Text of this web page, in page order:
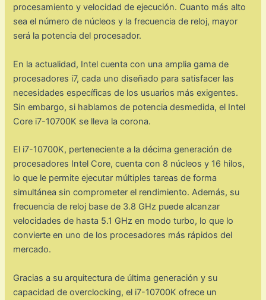
procesamiento y velocidad de ejecución. Cuanto más alto
sea el número de núcleos y la frecuencia de reloj, mayor
será la potencia del procesador.
En la actualidad, Intel cuenta con una amplia gama de
procesadores i7, cada uno diseñado para satisfacer las
necesidades específicas de los usuarios más exigentes.
Sin embargo, si hablamos de potencia desmedida, el Intel
Core i7-10700K se lleva la corona.
El i7-10700K, perteneciente a la décima generación de
procesadores Intel Core, cuenta con 8 núcleos y 16 hilos,
lo que le permite ejecutar múltiples tareas de forma
simultánea sin comprometer el rendimiento. Además, su
frecuencia de reloj base de 3.8 GHz puede alcanzar
velocidades de hasta 5.1 GHz en modo turbo, lo que lo
convierte en uno de los procesadores más rápidos del
mercado.
Gracias a su arquitectura de última generación y su
capacidad de overclocking, el i7-10700K ofrece un